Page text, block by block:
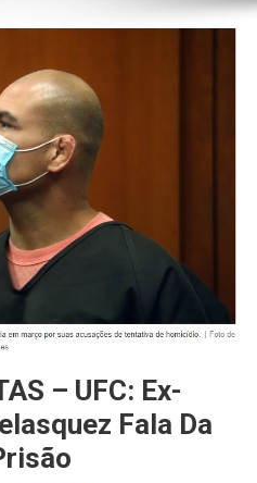
– UFC: Ex-
Fala Da